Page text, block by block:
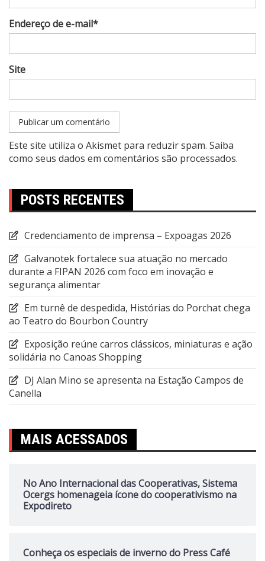
Endereço de e-mail*
Site
Este site utiliza o Akismet para reduzir spam. Saiba
como seus dados em comentários são processados.
POSTS RECENTES
Credenciamento de imprensa – Expoagas 2026
Galvanotek fortalece sua atuação no mercado
durante a FIPAN 2026 com foco em inovação e
segurança alimentar
Em turnê de despedida, Histórias do Porchat chega
ao Teatro do Bourbon Country
Exposição reúne carros clássicos, miniaturas e ação
solidária no Canoas Shopping
DJ Alan Mino se apresenta na Estação Campos de
Canella
MAIS ACESSADOS
No Ano Internacional das Cooperativas, Sistema
Ocergs homenageia ícone do cooperativismo na
Expodireto
Conheça os especiais de inverno do Press Café